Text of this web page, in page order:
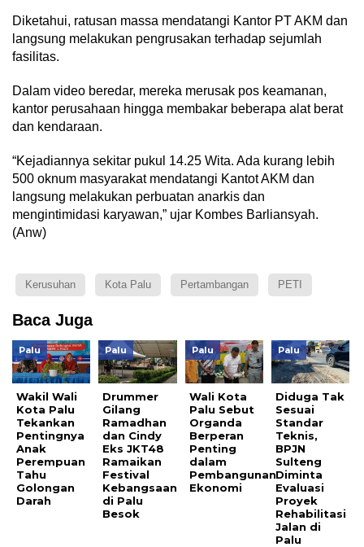
Diketahui, ratusan massa mendatangi Kantor PT AKM dan
langsung melakukan pengrusakan terhadap sejumlah
fasilitas.
Dalam video beredar, mereka merusak pos keamanan,
kantor perusahaan hingga membakar beberapa alat berat
dan kendaraan.
“Kejadiannya sekitar pukul 14.25 Wita. Ada kurang lebih
500 oknum masyarakat mendatangi Kantot AKM dan
langsung melakukan perbuatan anarkis dan
mengintimidasi karyawan,” ujar Kombes Barliansyah.
(Anw)
Kerusuhan Kota Palu Pertambangan PETI
Baca Juga
Palu
Wakil Wali
Kota Palu
Tekankan
Pentingnya
Anak
Perempuan
Tahu
Golongan
Darah
Palu
Drummer
Gilang
Ramadhan
dan Cindy
Eks JKT48
Ramaikan
Festival
Kebangsaan
di Palu
Besok
Palu
Wali Kota
Palu Sebut
Organda
Berperan
Penting
dalam
Pembangunan
Ekonomi
Palu
Diduga Tak
Sesuai
Standar
Teknis,
BPJN
Sulteng
Diminta
Evaluasi
Proyek
Rehabilitasi
Jalan di
Palu